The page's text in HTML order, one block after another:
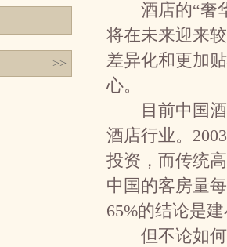
>>
酒店的“奢华
将在未来迎来
差异化和更加
心。
目前中国酒
酒店行业。
投资，而传统
中国的客房量
65%的结论是
但不论如何